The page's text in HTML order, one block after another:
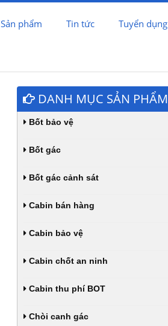
Sản phẩm Tin tức Tuyển dụng
DANH MỤC SẢN PHẨM
Bốt bảo vệ
Bốt gác
Bốt gác cảnh sát
Cabin bán hàng
Cabin bảo vệ
Cabin chốt an ninh
Cabin thu phí BOT
Chòi canh gác